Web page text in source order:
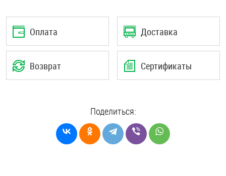
Оплата Доставка
Возврат Сертификаты
Поделиться: